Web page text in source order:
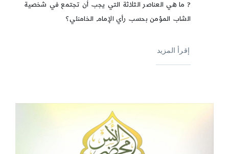
? ما هي العناصر الثلاثة التي يجب أن تجتمع في شخصية
الشاب المؤمن بحسب رأي الإمام الخامنئي؟
إقرأ المزيد